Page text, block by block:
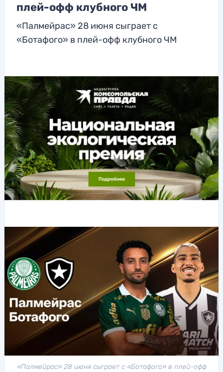
плей-офф клубного ЧМ
«Палмейрас» 28 июня сыграет с
«Ботафого» в плей-офф клубного ЧМ
«Палмейрас» 28 июня сыграет с «Ботафого» в плей-офф